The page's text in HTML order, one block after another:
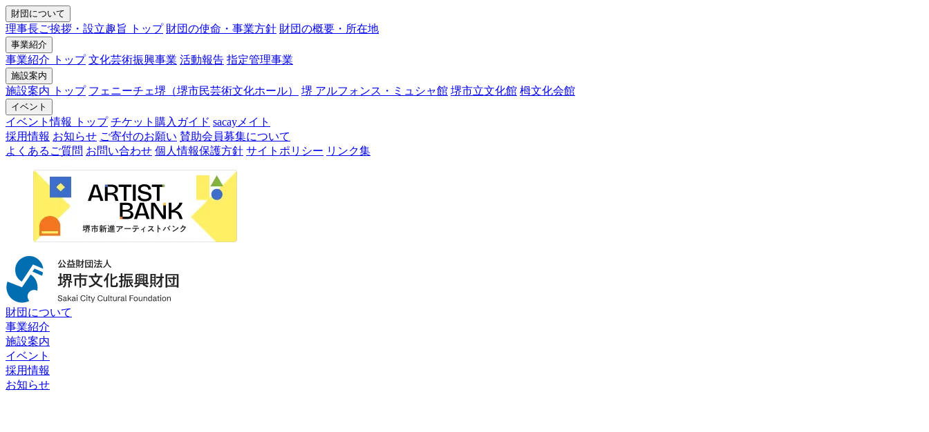
財団について
理事長ご挨拶・設立趣旨 トップ 財団の使命・事業方針 財団の概要・所在地
事業紹介
事業紹介 トップ 文化芸術振興事業 活動報告 指定管理事業
施設案内
施設案内 トップ フェニーチェ堺（堺市民芸術文化ホール） 堺 アルフォンス・ミュシャ館 堺市立文化館 栂文化会館
イベント
イベント情報 トップ チケット購入ガイド sacayメイト
採用情報 お知らせ ご寄付のお願い 賛助会員募集について
よくあるご質問 お問い合わせ 個人情報保護方針 サイトポリシー リンク集
財団について
事業紹介
施設案内
イベント
採用情報
お知らせ